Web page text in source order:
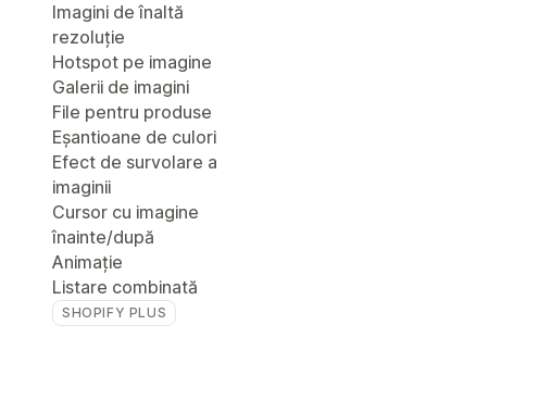
Imagini de înaltă
rezoluție
Hotspot pe imagine
Galerii de imagini
File pentru produse
Eșantioane de culori
Efect de survolare a
imaginii
Cursor cu imagine
înainte/după
Animație
Listare combinată
SHOPIFY PLUS